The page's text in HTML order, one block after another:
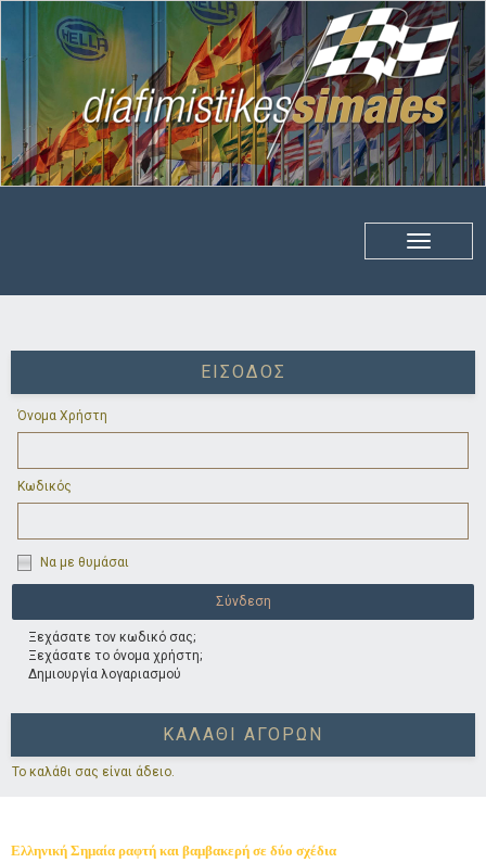
ΕΊΣΟΔΟΣ
Όνομα Χρήστη
Κωδικός
Να με θυμάσαι
Ξεχάσατε τον κωδικό σας;
Ξεχάσατε το όνομα χρήστη;
Δημιουργία λογαριασμού
ΚΑΛΆΘΙ ΑΓΟΡΏΝ
Το καλάθι σας είναι άδειο.
Ελληνική Σημαία ραφτή και βαμβακερή σε δύο σχέδια